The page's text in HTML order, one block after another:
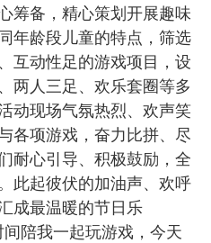
筹备，精心策划开展趣味
年龄段儿童的特点，筛选
互动性足的游戏项目，设
两人三足、欢乐套圈等多
动现场气氛热烈、欢声笑
各项游戏，奋力比拼、尽
耐心引导、积极鼓励，全
此起彼伏的加油声、欢呼
成最温暖的节日乐
陪我一起玩游戏，今天